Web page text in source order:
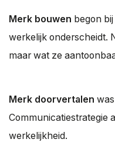
Merk bouwen begon
werkelijk onderscheidt.
maar wat ze
Merk doorvertalen
Communicatiestrategie
werkelijkheid.